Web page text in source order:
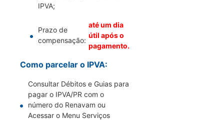
IPVA;
Prazo de
compensação:
até um dia
útil após o
pagamento.
Como parcelar o IPVA:
Consultar Débitos e Guias para
pagar o IPVA/PR com o
número do Renavam ou
Acessar o Menu Serviços